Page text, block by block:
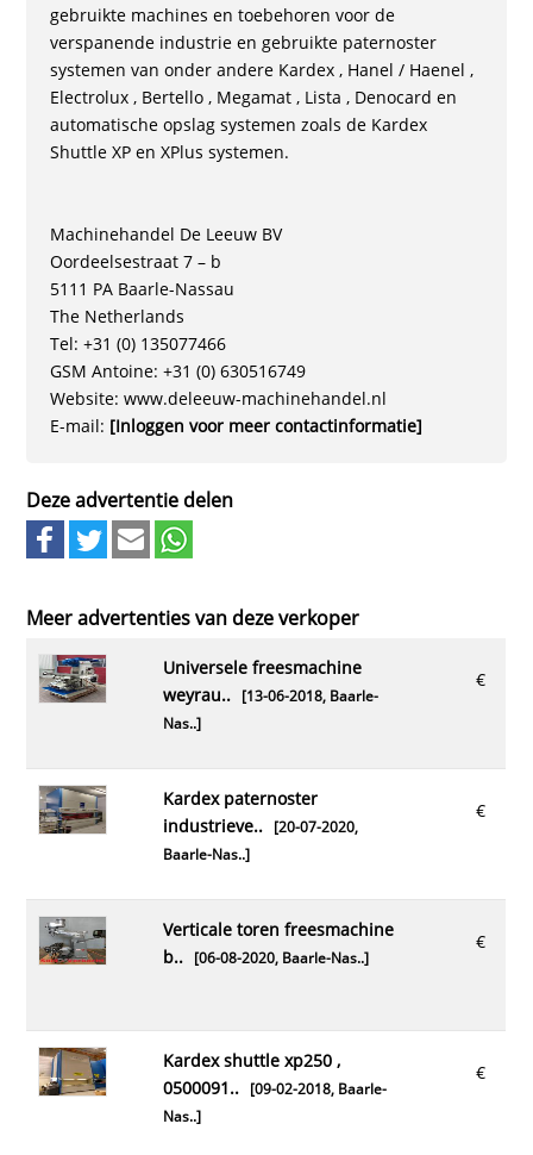
gebruikte machines en toebehoren voor de
verspanende industrie en gebruikte paternoster
systemen van onder andere Kardex , Hanel / Haenel ,
Electrolux , Bertello , Megamat , Lista , Denocard en
automatische opslag systemen zoals de Kardex
Shuttle XP en XPlus systemen.
Machinehandel De Leeuw BV
Oordeelsestraat 7 – b
5111 PA Baarle-Nassau
The Netherlands
Tel: +31 (0) 135077466
GSM Antoine: +31 (0) 630516749
Website: www.deleeuw-machinehandel.nl
E-mail: [Inloggen voor meer contactinformatie]
Deze advertentie delen
Meer advertenties van deze verkoper
€
universele freesmachine
weyrau..[13-06-2018, Baarle-
Nas..]
€
kardex paternoster
industrieve..[20-07-2020,
Baarle-Nas..]
€
verticale toren freesmachine
b..[06-08-2020, Baarle-Nas..]
€
kardex shuttle xp250 ,
0500091..[09-02-2018, Baarle-
Nas..]